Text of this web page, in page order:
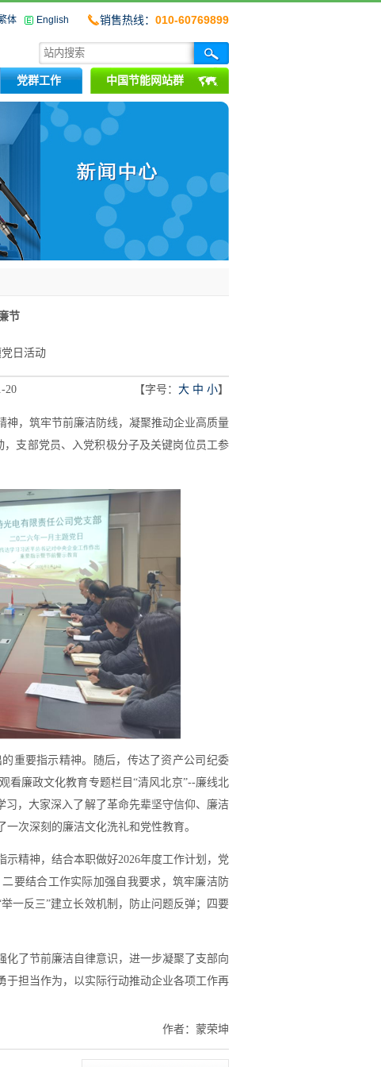
体 English 销售热线： 010-60769899
党群工作 中国节能网站群
节
日活动
20 【字号： 大 中 小】
神，筑牢节前廉洁防线，凝聚推动企业高质量
支部党员、入党积极分子及关键岗位员工参
重要指示精神。随后，传达了资产公司纪委
看廉政文化教育专题栏目“清风北京”--廉线北
习，大家深入了解了革命先辈坚守信仰、廉洁
次深刻的廉洁文化洗礼和党性教育。
精神，结合本职做好2026年度工作计划，党
要结合工作实际加强自我要求，筑牢廉洁防
一反三”建立长效机制，防止问题反弹；四要
了节前廉洁自律意识，进一步凝聚了支部向
于担当作为，以实际行动推动企业各项工作再
作者： 蒙荣坤